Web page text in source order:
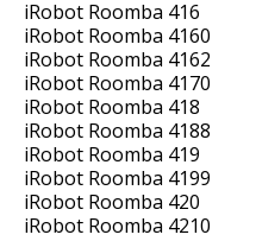
iRobot Roomba 416
iRobot Roomba 4160
iRobot Roomba 4162
iRobot Roomba 4170
iRobot Roomba 418
iRobot Roomba 4188
iRobot Roomba 419
iRobot Roomba 4199
iRobot Roomba 420
iRobot Roomba 4210